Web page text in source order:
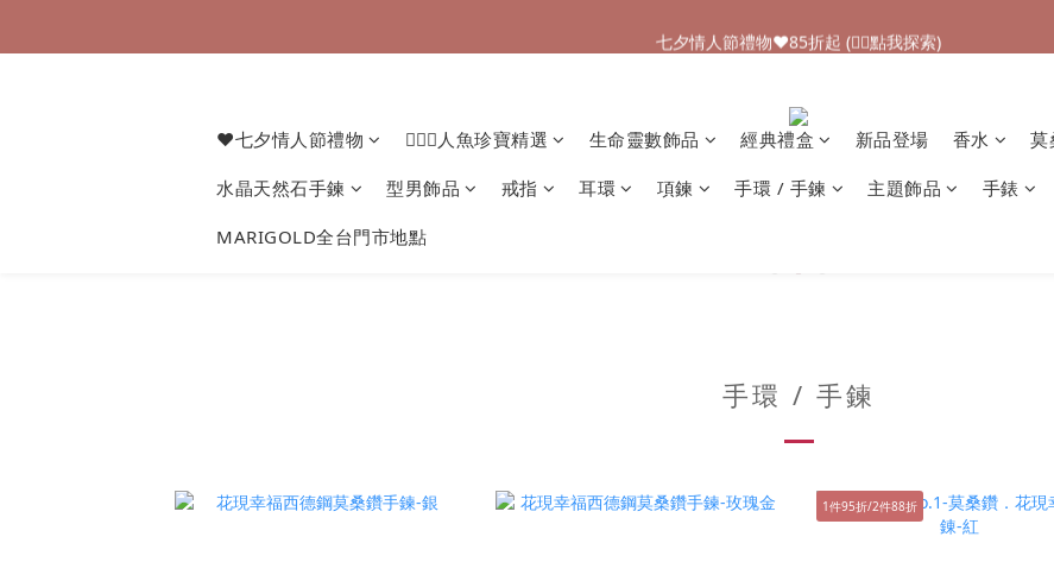
❤七夕情人節禮物 🧜🏻‍♀️人魚珍寶精選 生命靈數飾品 經典禮盒 新品登場 香水 莫
水晶天然石手鍊 型男飾品 戒指 耳環 項鍊 手環 / 手鍊 主題飾品 手錶
MARIGOLD全台門市地點
手環 / 手鍊
1件95折/2件88折